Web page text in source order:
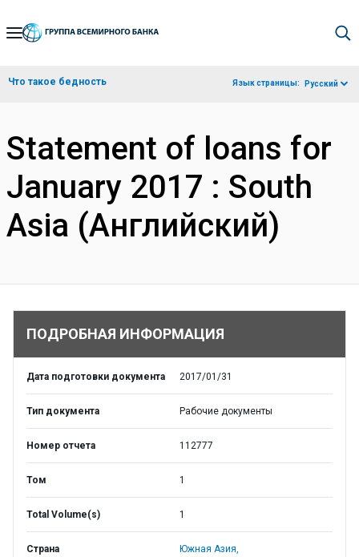
Skip
Navigation
Что такое бедность Язык страницы: Русский
Statement of loans for
January 2017 : South
Asia (Английский)
ПОДРОБНАЯ ИНФОРМАЦИЯ
Дата подготовки документа 2017/01/31
Тип документа Рабочие документы
Номер отчета 112777
Том 1
Total Volume(s) 1
Страна Южная Азия,